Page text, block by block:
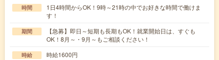
時間
1日4時間からOK！9時～21時の中でお好きな時間で働けま
す！
期間
【急募】即日～短期も長期もOK！就業開始日は、すぐも
OK！8月～・9月～もご相談ください！
時給 時給1600円